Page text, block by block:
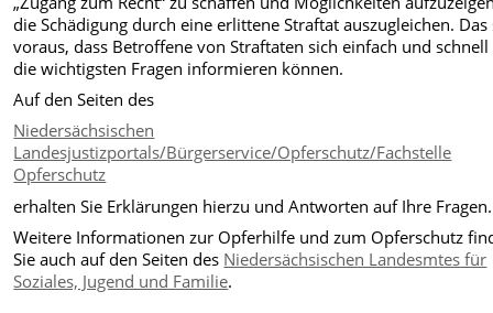
die Schädigung durch eine erlittene Straftat auszugleichen. Das
voraus, dass Betroffene von Straftaten sich einfach und
die wichtigsten Fragen informieren können.
Auf den Seiten des
Niedersächsischen
Landesjustizportals/Bürgerservice/Opferschutz/Fachstelle
Opferschutz
erhalten Sie Erklärungen hierzu und Antworten auf Ihre Fragen.
Weitere Informationen zur Opferhilfe und zum Opferschutz
Sie auch auf den Seiten des Niedersächsischen Landesmtes für
Soziales, Jugend und Familie.